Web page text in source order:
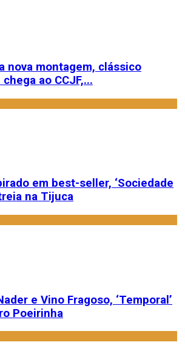
nova montagem, clássico
chega ao CCJF,...
em best-seller, ‘Sociedade
na Tijuca
e Vino Fragoso, ‘Temporal’
Poeirinha